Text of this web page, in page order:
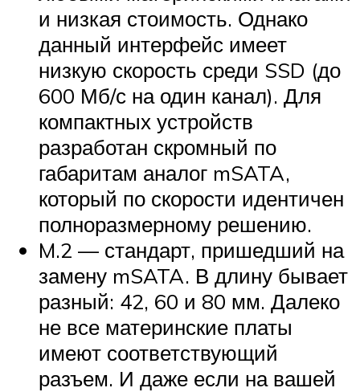
и низкая стоимость. Однако
данный интерфейс имеет
низкую скорость среди SSD (до
600 Мб/с на один канал). Для
компактных устройств
разработан скромный по
габаритам аналог mSATA,
который по скорости идентичен
полноразмерному решению.
M.2 — стандарт, пришедший на
замену mSATA. В длину бывает
разный: 42, 60 и 80 мм. Далеко
не все материнские платы
имеют соответствующий
разъем. И даже если на вашей